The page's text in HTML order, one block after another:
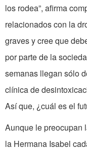
los rodea”, afirma
relacionados con la
graves y cree que
por parte de la
semanas llegan sólo
clínica de
Así que, ¿cuál es el
Aunque le preocupan
la Hermana Isabel